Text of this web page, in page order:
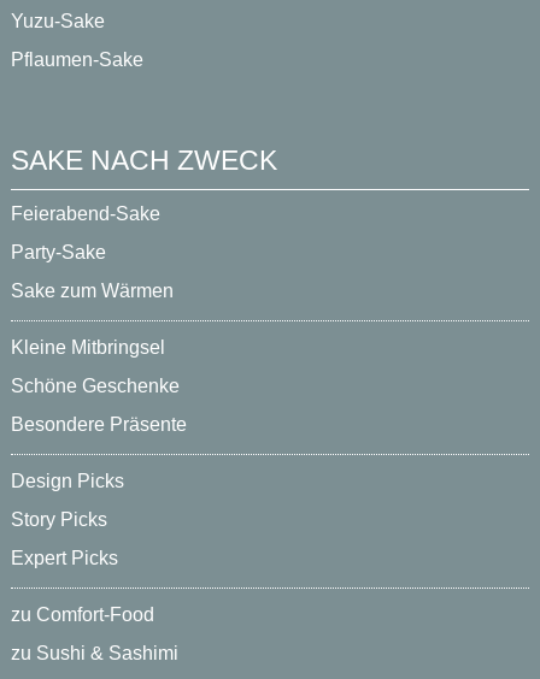
Yuzu-Sake
Pflaumen-Sake
SAKE NACH ZWECK
Feierabend-Sake
Party-Sake
Sake zum Wärmen
Kleine Mitbringsel
Schöne Geschenke
Besondere Präsente
Design Picks
Story Picks
Expert Picks
zu Comfort-Food
zu Sushi & Sashimi